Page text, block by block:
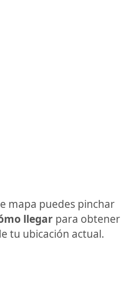
mapa puedes pinchar
llegar para obtener
tu ubicación actual.